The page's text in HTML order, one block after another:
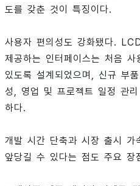
도를 갖춘 것이 특징이다.
사용자 편의성도 강화됐다.
제공하는 인터페이스는 처음
있도록 설계되었으며, 신규 부
성, 영업 및 프로젝트 일정 관
하다.
개발 시간 단축과 시장 출시 가
앞당길 수 있다는 점도 주요 장